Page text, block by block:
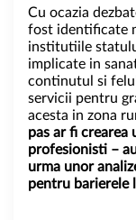
Cu ocazia
fost identificate
institutiile
implicate in
continutul si
servicii pentru
acesta in zona
pas ar fi crearea
profesionisti –
urma unor
pentru barierele